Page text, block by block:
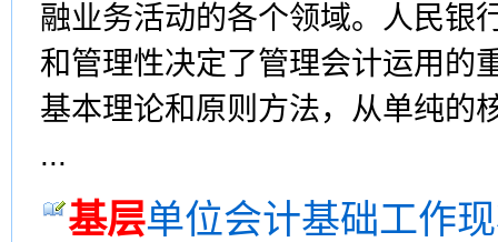
融业务活动的各个领域。人民银
和管理性决定了管理会计运用的
基本理论和原则方法，从单纯的
...
基层单位会计基础工作